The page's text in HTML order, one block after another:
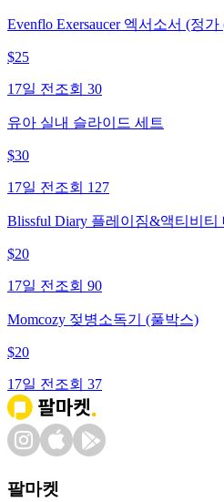
Evenflo Exersaucer 엑서소서 (정가
$25
17일 전 조회 30
유아 실내 슬라이드 세트
$30
17일 전 조회 127
Blissful Diary 플레이짐&액티비티
$20
17일 전 조회 90
Momcozy 젖병소독기 (풀박스)
$20
17일 전 조회 37
팔마켓